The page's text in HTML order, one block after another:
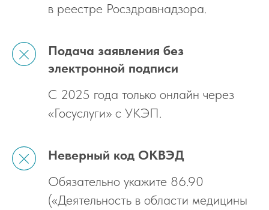
в реестре Росздравнадзора.
Подача заявления без
электронной подписи
С 2025 года только онлайн через
«Госуслуги» с УКЭП.
Неверный код ОКВЭД
Обязательно укажите 86.90
(«Деятельность в области медицины